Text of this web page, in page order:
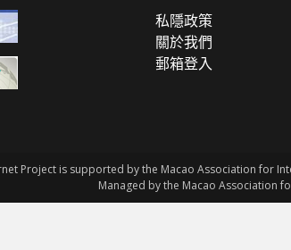
私隱政策
關於我們
郵箱登入
Project is supported by the Macao Association for
Managed by the Macao Association